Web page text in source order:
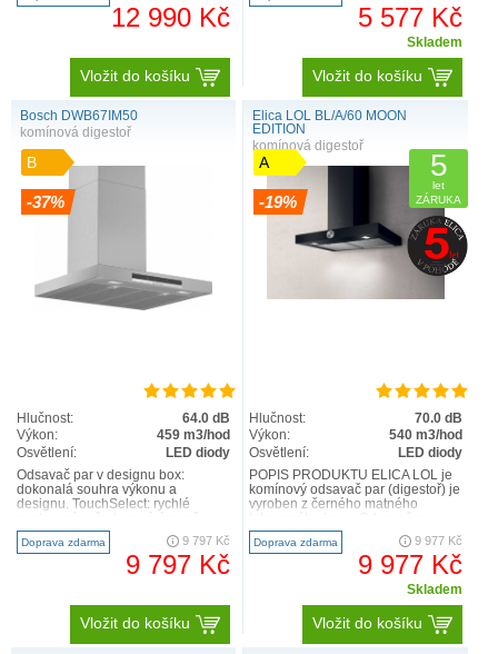
12 990 Kč
Vložit do košíku
5 577 Kč
Skladem
Vložit do košíku
Bosch DWB67IM50
komínová digestoř
B
-37%
Hlučnost:
64.0 dB
Výkon:
459 m3/hod
Osvětlení:
LED diody
Odsavač par v designu box:
dokonalá souhra výkonu a
designu. TouchSelect: rychlé
odvětrávání a intenzity světla. V..
Doprava zdarma 9 797 Kč
9 797 Kč
Vložit do košíku
Elica LOL BL/A/60 MOON
EDITION
komínová digestoř
A
-19%
5
let
ZÁRUKA
Hlučnost:
70.0 dB
Výkon:
540 m3/hod
Osvětlení:
LED diody
POPIS PRODUKTU ELICA LOL je
komínový odsavač par (digestoř) je
vyroben z černého matného
výkonem 280-540 m3/h a v in..
Doprava zdarma 9 977 Kč
9 977 Kč
Skladem
Vložit do košíku